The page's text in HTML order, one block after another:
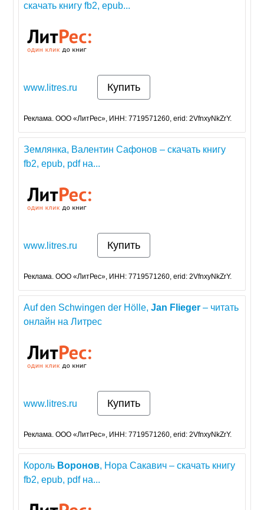
скачать книгу fb2, epub...
www.litres.ru Купить
Реклама. ООО «ЛитРес», ИНН: 7719571260, erid: 2VfnxyNkZrY.
Землянка, Валентин Сафонов – скачать книгу
fb2, epub, pdf на...
www.litres.ru Купить
Реклама. ООО «ЛитРес», ИНН: 7719571260, erid: 2VfnxyNkZrY.
Auf den Schwingen der Hölle,Jan Flieger – читать
онлайн на Литрес
www.litres.ru Купить
Реклама. ООО «ЛитРес», ИНН: 7719571260, erid: 2VfnxyNkZrY.
Король Воронов, Нора Сакавич – скачать книгу
fb2, epub, pdf на...